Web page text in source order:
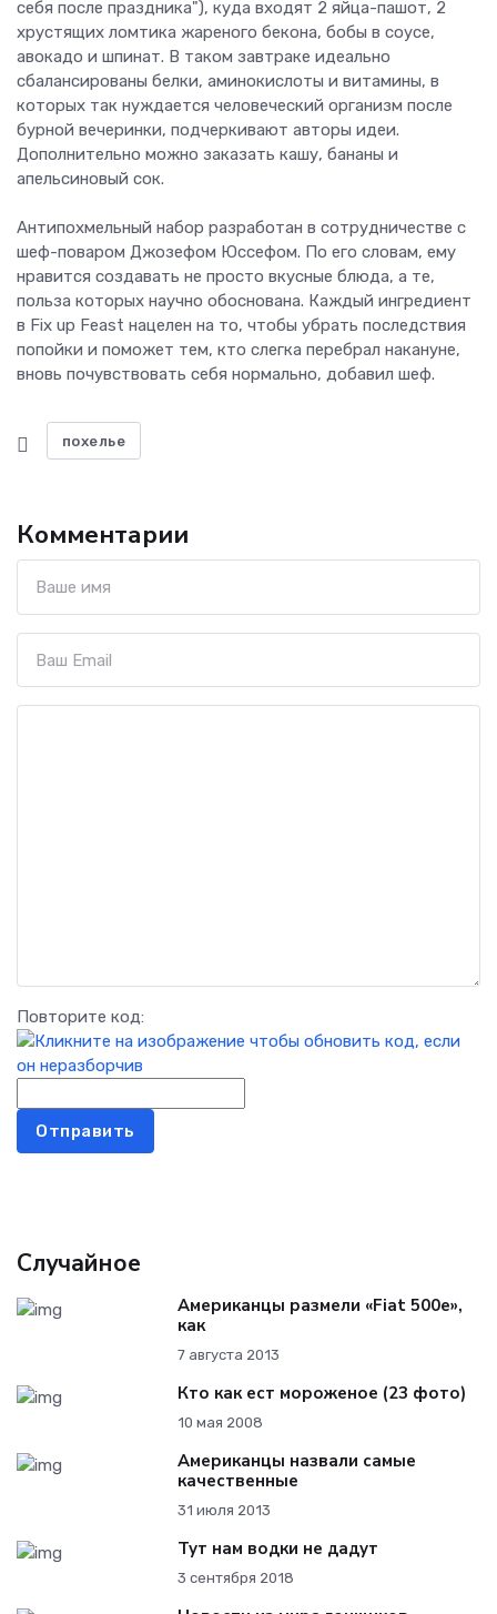
себя после праздника"), куда входят 2 яйца-пашот, 2
хрустящих ломтика жареного бекона, бобы в соусе,
авокадо и шпинат. В таком завтраке идеально
сбалансированы белки, аминокислоты и витамины, в
которых так нуждается человеческий организм после
бурной вечеринки, подчеркивают авторы идеи.
Дополнительно можно заказать кашу, бананы и
апельсиновый сок.
Антипохмельный набор разработан в сотрудничестве с
шеф-поваром Джозефом Юссефом. По его словам, ему
нравится создавать не просто вкусные блюда, а те,
польза которых научно обоснована. Каждый ингредиент
в Fix up Feast нацелен на то, чтобы убрать последствия
попойки и поможет тем, кто слегка перебрал накануне,
вновь почувствовать себя нормально, добавил шеф.
похелье
Комментарии
Повторите код:
Отправить
Случайное
Американцы размели «Fiat 500e»,
как
7 августа 2013
Кто как ест мороженое (23 фото)
10 мая 2008
Американцы назвали самые
качественные
31 июля 2013
Тут нам водки не дадут
3 сентября 2018